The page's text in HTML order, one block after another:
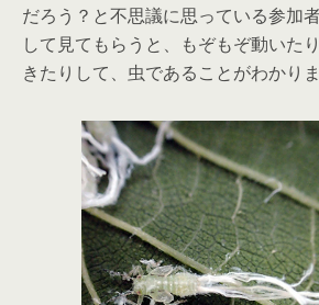
だろう？と不思議に思っている参加
して見てもらうと、もぞもぞ動いた
きたりして、虫であることがわかりま